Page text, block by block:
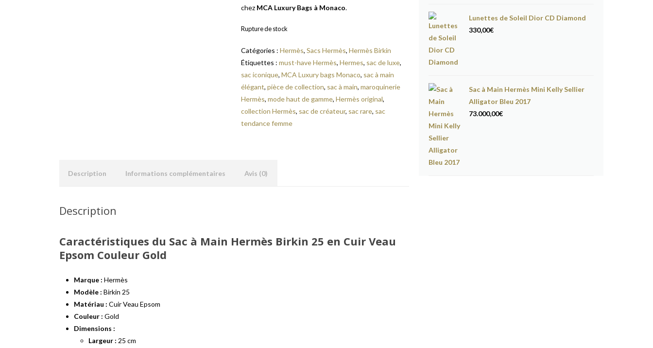
chez MCA Luxury Bags à Monaco.
Rupture de stock
Catégories :Hermès,Sacs Hermès,Hermès Birkin
Étiquettes :must-have Hermès,Hermes, sac de luxe,
sac iconique,MCA Luxury bags Monaco, sac à main
élégant,pièce de collection, sac à main,maroquinerie
Hermès,mode haut de gamme,Hermès original,
collection Hermès, sac de créateur, sac rare, sac
tendance femme
Description Informations complémentaires Avis (0)
Description
Caractéristiques du Sac à Main Hermès Birkin 25 en Cuir Veau
Epsom Couleur Gold
Marque : Hermès
Modèle : Birkin 25
Matériau : Cuir Veau Epsom
Couleur : Gold
Dimensions :
Largeur : 25 cm
Lunettes de Soleil Dior CD Diamond
330,00€
Sac à Main Hermès Mini Kelly Sellier
Alligator Bleu 2017
73.000,00€